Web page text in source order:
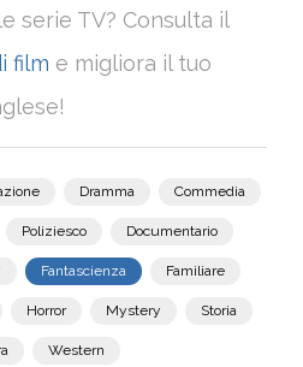
serie TV? Consulta il
film e migliora il tuo
Dramma Commedia
Poliziesco Documentario
Fantascienza Familiare
Horror Mystery Storia
Western